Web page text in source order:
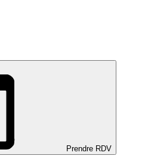
Prendre RDV